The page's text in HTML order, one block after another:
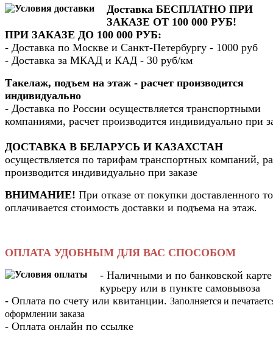
Доставка БЕСПЛАТНО ПРИ
ЗАКАЗЕ ОТ 100 000 РУБ!
ПРИ ЗАКАЗЕ ДО 100 000 РУБ:
- Доставка по Москве и Санкт-Петербургу - 1000 руб
- Доставка за МКАД и КАД - 30 руб/км
Такелаж, подъем на этаж - расчет производится
индивидуально
- Доставка по России осуществляется транспортными
компаниями, расчет производится индивидуально при
ДОСТАВКА В БЕЛАРУСЬ И КАЗАХСТАН
осуществляется по тарифам транспортных компаний,
производится индивидуально при заказе
ВНИМАНИЕ! При отказе от покупки доставленного
оплачивается стоимость доставки и подъема на этаж.
ОПЛАТА УДОБНЫМ ДЛЯ ВАС СПОСОБОМ
- Наличными и по банковской карте
курьеру или в пункте самовывоза
- Оплата по счету или квитанции. Заполняется и
оформлении заказа
- Оплата онлайн по ссылке